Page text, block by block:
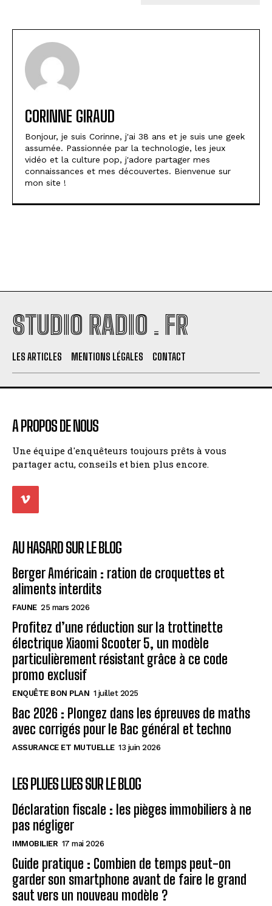
CORINNE GIRAUD
Bonjour, je suis Corinne, j'ai 38 ans et je suis une geek
assumée. Passionnée par la technologie, les jeux
vidéo et la culture pop, j'adore partager mes
connaissances et mes découvertes. Bienvenue sur
mon site !
STUDIO RADIO . FR
LES ARTICLES MENTIONS LÉGALES CONTACT
A PROPOS DE NOUS
Une équipe d'enquêteurs toujours prêts à vous
partager actu, conseils et bien plus encore.
AU HASARD SUR LE BLOG
Berger Américain : ration de croquettes et
aliments interdits
FAUNE 25 mars 2026
Profitez d’une réduction sur la trottinette
électrique Xiaomi Scooter 5, un modèle
particulièrement résistant grâce à ce code
promo exclusif
ENQUÊTE BON PLAN 1 juillet 2025
Bac 2026 : Plongez dans les épreuves de maths
avec corrigés pour le Bac général et techno
ASSURANCE ET MUTUELLE 13 juin 2026
LES PLUES LUES SUR LE BLOG
Déclaration fiscale : les pièges immobiliers à ne
pas négliger
IMMOBILIER 17 mai 2026
Guide pratique : Combien de temps peut-on
garder son smartphone avant de faire le grand
saut vers un nouveau modèle ?